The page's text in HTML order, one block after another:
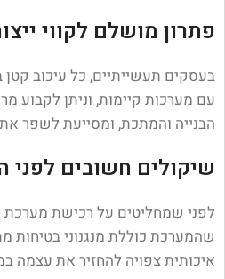
פתרון מושלם לקווי
בעסקים תעשייתיים, כל עיכוב
עם מערכות קיימות, וניתן לקבוע
הבנייה והמתכת, ומסייעת לשפר
שיקולים חשובים לפני
לפני שמחליטים על רכישת מערכת
שהמערכת כוללת מנגנוני בטיחות
איכותית צפויה להחזיר את עצמה